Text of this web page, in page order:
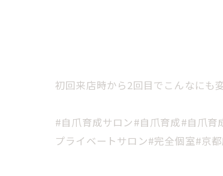
初回来店時から2回目でこんなにも
#自爪育成サロン#自爪育成#自爪
プライベートサロン#完全個室#京